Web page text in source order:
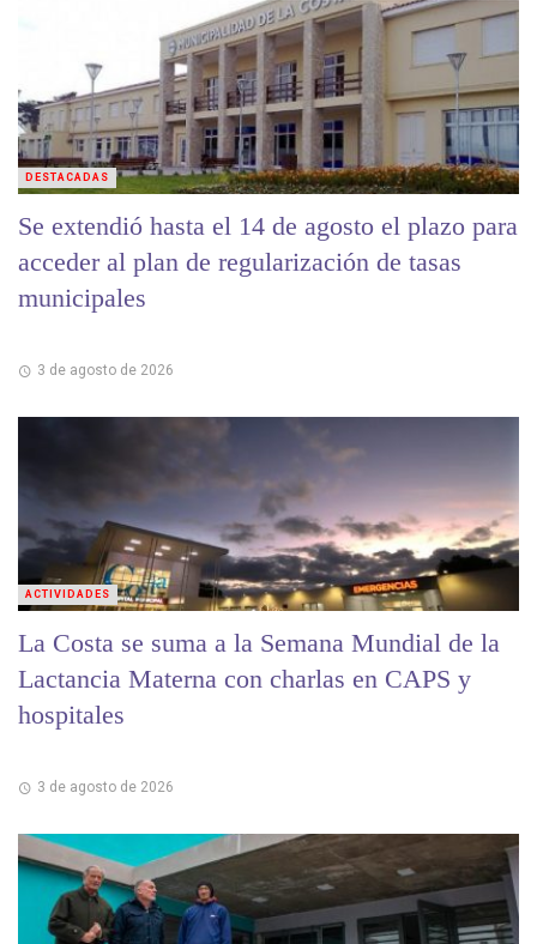
Se extendió hasta el 14 de agosto el plazo para
acceder al plan de regularización de tasas
municipales
3 de agosto de 2026
DESTACADAS
La Costa se suma a la Semana Mundial de la
Lactancia Materna con charlas en CAPS y
hospitales
3 de agosto de 2026
ACTIVIDADES